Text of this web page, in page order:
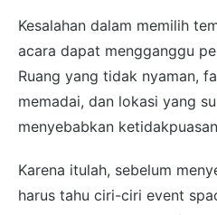
Kesalahan dalam memilih
acara dapat mengganggu
Ruang yang tidak nyaman,
memadai, dan lokasi yang
menyebabkan
Karena itulah, sebelum
harus tahu ciri-ciri event